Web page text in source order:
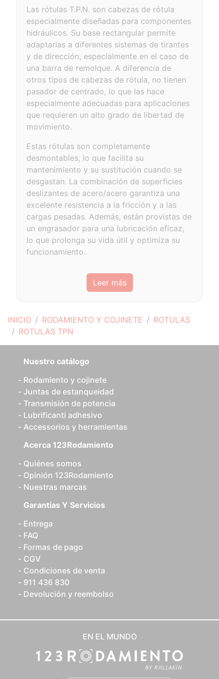
INICIO RODAMIENTO Y COJINETE
ROTULAS
ROTULAS TPN
Las rótulas T.P.N. son cabezas de rótula
especialmente diseñadas para componentes
hidráulicos. Su base rectangular permite
adaptarlas a diferentes sistemas de tirantes
y de dirección, especialmente en el caso de
una barra de remolque. A diferencia de
otros tipos de cabezas de rótula, no tienen
pasador de centrado, lo que las hace
especialmente adecuadas para aplicaciones
que requieren un alto grado de libertad de
movimiento.
Estas rótulas son completamente
desmontables, lo que facilita su
mantenimiento y su sustitución cuando se
desgastan. La combinación de superficies
deslizantes de acero/acero garantiza una
excelente resistencia a la fricción y a las
cargas pesadas. Además, están provistas de
un engrasador para una lubricación eficaz,
lo que prolonga su vida útil y optimiza su
funcionamiento.
Leer más
Nuestro catálogo
Rodamiento y cojinete
Juntas de estanqueidad
Transmisión de potencia
Lubrificanti adhesivo
Accessorios y herramientas
Acerca 123Rodamiento
Quiénes somos
Opinión 123Rodamiento
Nuestras marcas
Garantías Y Servicios
Entrega
FAQ
Formas de pago
CGV
Condiciones de venta
911 436 830
Devolución y reembolso
EN EL MUNDO